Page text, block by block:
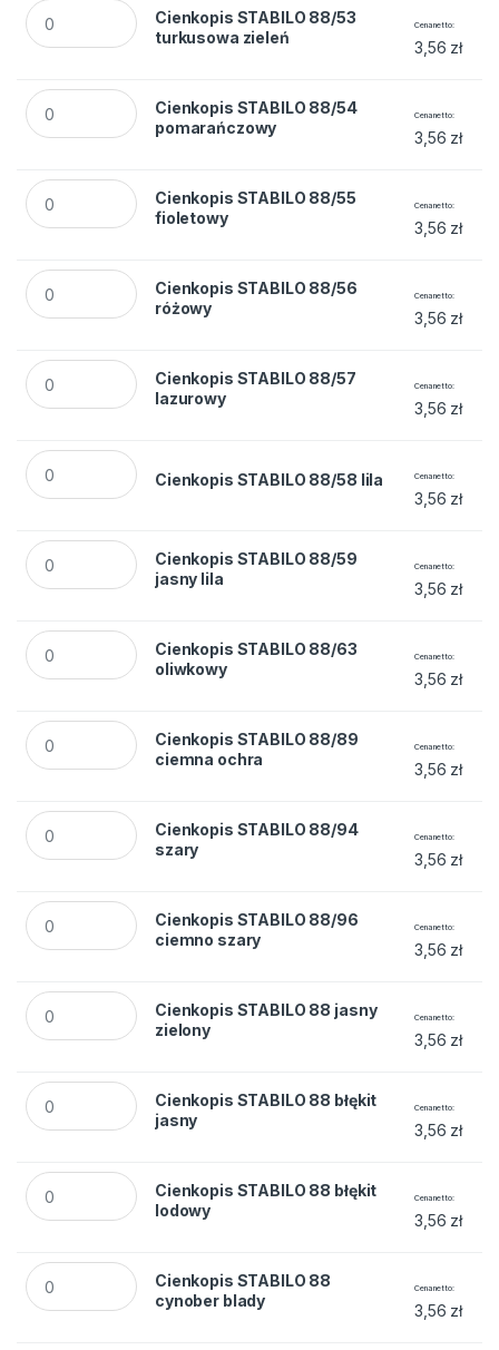
Cienkopis STABILO 88/53 turkusowa zieleń quantity
Cienkopis STABILO 88/53
turkusowa zieleń
Cena netto
3,56 zł
Cienkopis STABILO 88/54 pomarańczowy quantity
Cienkopis STABILO 88/54
pomarańczowy
Cena netto
3,56 zł
Cienkopis STABILO 88/55 fioletowy quantity
Cienkopis STABILO 88/55
fioletowy
Cena netto
3,56 zł
Cienkopis STABILO 88/56 różowy quantity
Cienkopis STABILO 88/56
różowy
Cena netto
3,56 zł
Cienkopis STABILO 88/57 lazurowy quantity
Cienkopis STABILO 88/57
lazurowy
Cena netto
3,56 zł
Cienkopis STABILO 88/58 lila quantity
Cienkopis STABILO 88/58 lila
Cena netto
3,56 zł
Cienkopis STABILO 88/59 jasny lila quantity
Cienkopis STABILO 88/59
jasny lila
Cena netto
3,56 zł
Cienkopis STABILO 88/63 oliwkowy quantity
Cienkopis STABILO 88/63
oliwkowy
Cena netto
3,56 zł
Cienkopis STABILO 88/89 ciemna ochra quantity
Cienkopis STABILO 88/89
ciemna ochra
Cena netto
3,56 zł
Cienkopis STABILO 88/94 szary quantity
Cienkopis STABILO 88/94
szary
Cena netto
3,56 zł
Cienkopis STABILO 88/96 ciemno szary quantity
Cienkopis STABILO 88/96
ciemno szary
Cena netto
3,56 zł
Cienkopis STABILO 88 jasny zielony quantity
Cienkopis STABILO 88 jasny
zielony
Cena netto
3,56 zł
Cienkopis STABILO 88 błękit jasny quantity
Cienkopis STABILO 88 błękit
jasny
Cena netto
3,56 zł
Cienkopis STABILO 88 błękit lodowy quantity
Cienkopis STABILO 88 błękit
lodowy
Cena netto
3,56 zł
Cienkopis STABILO 88 cynober blady quantity
Cienkopis STABILO 88
cynober blady
Cena netto
3,56 zł